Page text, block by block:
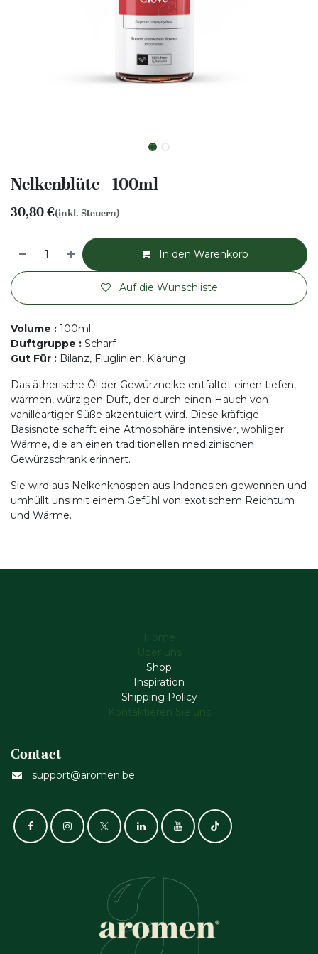
Nelkenblüte - 100ml
30,80€(inkl. Steuern)
In den Warenkorb
Auf die Wunschliste
Volume : 100ml
Duftgruppe : Scharf
Gut Für : Bilanz, Fluglinien, Klärung
Das ätherische Öl der Gewürznelke entfaltet einen tiefen,
warmen, würzigen Duft, der durch einen Hauch von
vanilleartiger Süße akzentuiert wird. Diese kräftige
Basisnote schafft eine Atmosphäre intensiver, wohliger
Wärme, die an einen traditionellen medizinischen
Gewürzschrank erinnert.
Sie wird aus Nelkenknospen aus Indonesien gewonnen und
umhüllt uns mit einem Gefühl von exotischem Reichtum
und Wärme.
Home
Über uns
Shop
Inspiration
Shipping Policy
Kontaktieren Sie uns
Contact
support@aromen.be